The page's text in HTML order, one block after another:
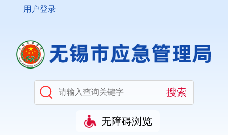
用户登录
无障碍浏览